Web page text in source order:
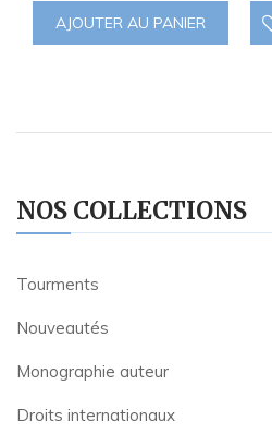
NOS COLLECTIONS
Tourments
Nouveautés
Monographie auteur
Droits internationaux
AJOUTER AU PANIER